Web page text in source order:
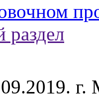
г.